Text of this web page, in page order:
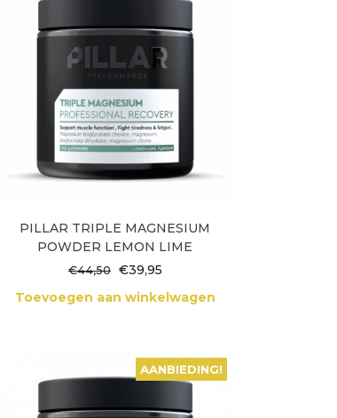
PILLAR TRIPLE MAGNESIUM
POWDER LEMON LIME
€44,50
Oorspronkelijke
prijs
was:
€39,95Huidige
is:
Toevoegen aan winkelwagen
AANBIEDING!